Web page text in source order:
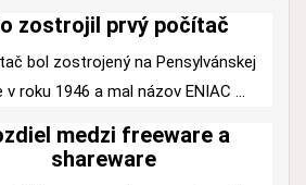
zostrojil prvý počítač
bol zostrojený na Pensylvánskej
v roku 1946 a mal názov ENIAC ...
medzi freeware a
shareware